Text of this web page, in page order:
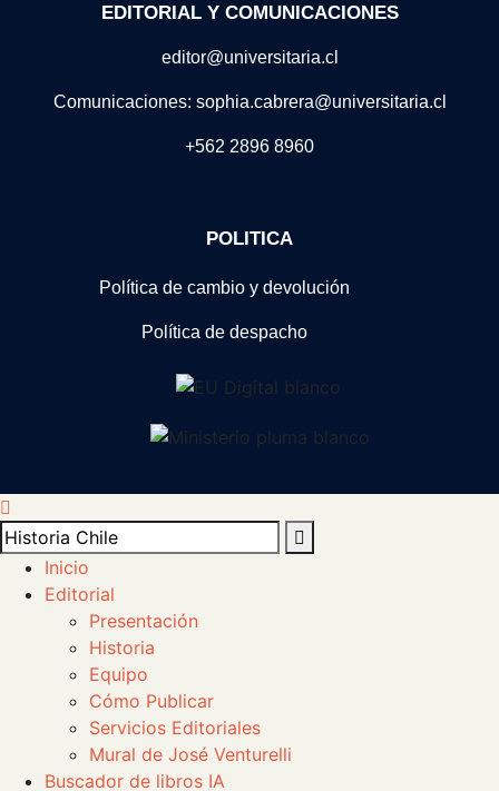
EDITORIAL Y COMUNICACIONES
editor@universitaria.cl
Comunicaciones: sophia.cabrera@universitaria.cl
+562 2896 8960
POLITICA
Política de cambio y devolución
Política de despacho
Inicio
Editorial
Presentación
Historia
Equipo
Cómo Publicar
Servicios Editoriales
Mural de José Venturelli
Buscador de libros IA